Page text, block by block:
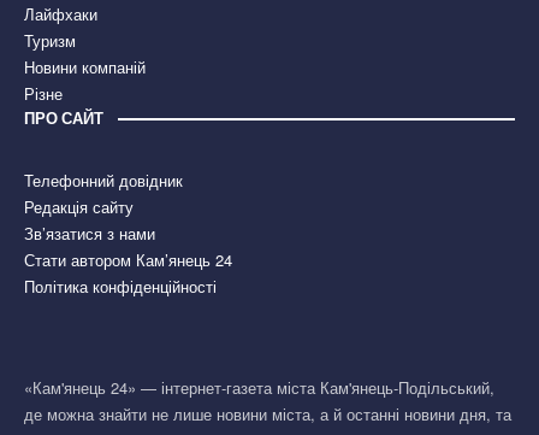
Лайфхаки
Туризм
Новини компаній
Різне
ПРО САЙТ
Телефонний довідник
Редакція сайту
Зв’язатися з нами
Стати автором Кам’янець 24
Політика конфіденційності
«Кам'янець 24» — інтернет-газета міста Кам'янець-Подільський,
де можна знайти не лише новини міста, а й останні новини дня, та